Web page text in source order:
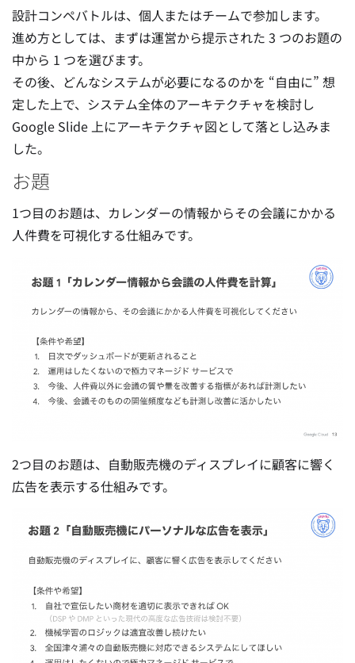
設計コンペバトルは、個人またはチームで参加します。
進め方としては、まずは運営から提示された 3 つのお題の
中から 1 つを選びます。
その後、どんなシステムが必要になるのかを “自由に” 想
定した上で、システム全体のアーキテクチャを検討し
Google Slide 上にアーキテクチャ図として落とし込みま
した。
お題
1つ目のお題は、カレンダーの情報からその会議にかかる
人件費を可視化する仕組みです。
2つ目のお題は、自動販売機のディスプレイに顧客に響く
広告を表示する仕組みです。